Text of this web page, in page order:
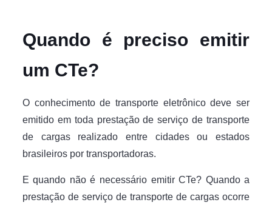
Quando é preciso emitir
um CTe?
O conhecimento de transporte eletrônico deve ser
emitido em toda prestação de serviço de transporte
de cargas realizado entre cidades ou estados
brasileiros por transportadoras.
E quando não é necessário emitir CTe? Quando a
prestação de serviço de transporte de cargas ocorre